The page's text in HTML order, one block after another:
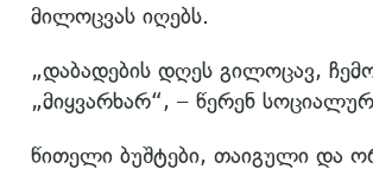
მილოცვას იღებს.
„დაბადების დღეს გილოცავ,
„მიყვარხარ“, – წერენ
წითელი ბუშტები, თაიგული და